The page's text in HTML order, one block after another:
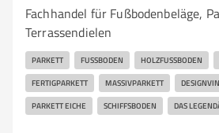
Fachhandel für Fußbodenbeläge,
Terrassendielen
PARKETT FUSSBODEN HOLZFUSSBODEN
FERTIGPARKETT MASSIVPARKETT
PARKETT EICHE SCHIFFSBODEN DAS